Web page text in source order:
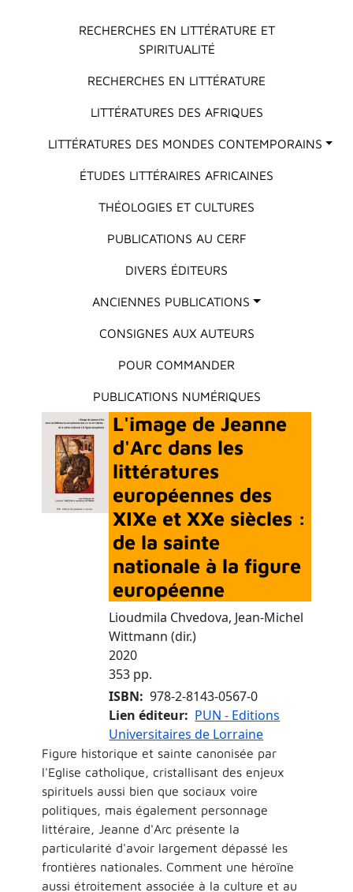
Menu principal
RECHERCHES EN LITTÉRATURE ET
SPIRITUALITÉ
RECHERCHES EN LITTÉRATURE
LITTÉRATURES DES AFRIQUES
LITTÉRATURES DES MONDES CONTEMPORAINS
ÉTUDES LITTÉRAIRES AFRICAINES
THÉOLOGIES ET CULTURES
PUBLICATIONS AU CERF
DIVERS ÉDITEURS
ANCIENNES PUBLICATIONS
CONSIGNES AUX AUTEURS
POUR COMMANDER
PUBLICATIONS NUMÉRIQUES
L'image de Jeanne
d'Arc dans les
littératures
européennes des
XIXe et XXe siècles :
de la sainte
nationale à la figure
européenne
Lioudmila Chvedova, Jean-Michel
Wittmann (dir.)
2020
353 pp.
ISBN
978-2-8143-0567-0
Lien éditeur
PUN - Editions
Universitaires de Lorraine
Figure historique et sainte canonisée par
l'Eglise catholique, cristallisant des enjeux
spirituels aussi bien que sociaux voire
politiques, mais également personnage
littéraire, Jeanne d'Arc présente la
particularité d'avoir largement dépassé les
frontières nationales. Comment une héroïne
aussi étroitement associée à la culture et au